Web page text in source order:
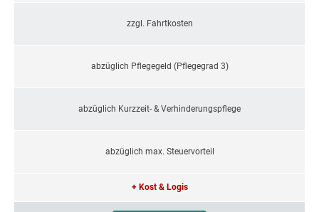
zzgl. Fahrtkosten
abzüglich Pflegegeld (Pflegegrad 3)
abzüglich Kurzzeit- & Verhinderungspflege
abzüglich max. Steuervorteil
+ Kost & Logis